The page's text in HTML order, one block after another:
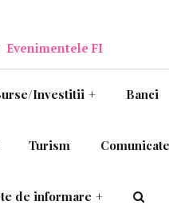
Evenimentele FI
Investitii + Banci
Turism
de informare +